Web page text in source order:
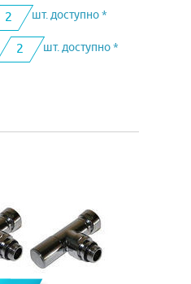
2 шт. доступно *
2 шт. доступно *